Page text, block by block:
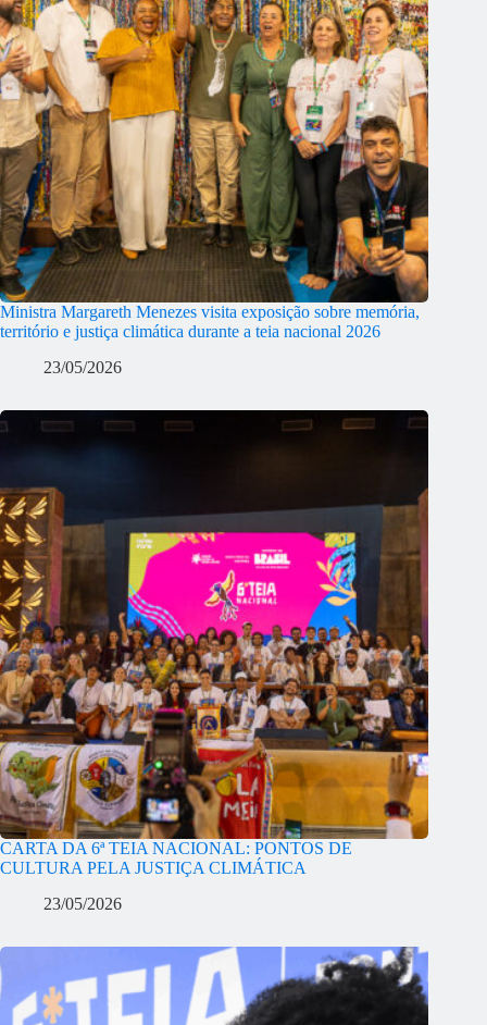
Ministra Margareth Menezes visita exposição sobre memória,
território e justiça climática durante a teia nacional 2026
23/05/2026
CARTA DA 6ª TEIA NACIONAL: PONTOS DE
CULTURA PELA JUSTIÇA CLIMÁTICA
23/05/2026